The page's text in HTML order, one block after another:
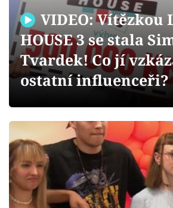
Videa
Sledujte prima+
Sledujte nás
VIDEO: Vítězkou
HOUSE 3 se stala
Tvardek! Co jí
ostatní influenceři?